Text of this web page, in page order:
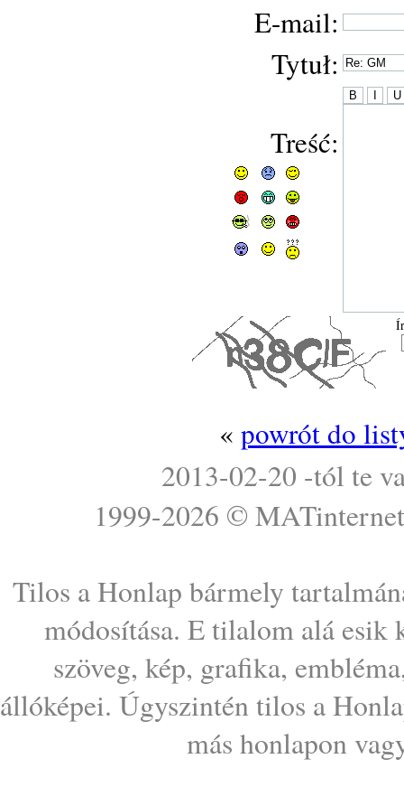
E-mail:
Tytuł:
Treść:
« powrót do
2013-02-20 -tól te
1999-2026 © MATinternet
Tilos a Honlap bármely
módosítása. E tilalom alá esik
szöveg, kép, grafika,
állóképei. Úgyszintén tilos a
más honlapon